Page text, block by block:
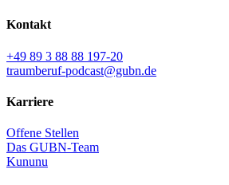
Kontakt
+49 89 3 88 88 197-20
traumberuf-podcast@gubn.de
Karriere
Offene Stellen
Das GUBN-Team
Kununu